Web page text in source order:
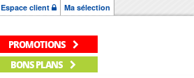
Espace client Ma sélection
PROMOTIONS
BONS PLANS